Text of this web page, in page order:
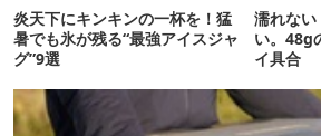
炎天下にキンキンの一杯を！猛
暑でも氷が残る“最強アイスジャ
グ”9選
濡れな
い。48g
イ具合